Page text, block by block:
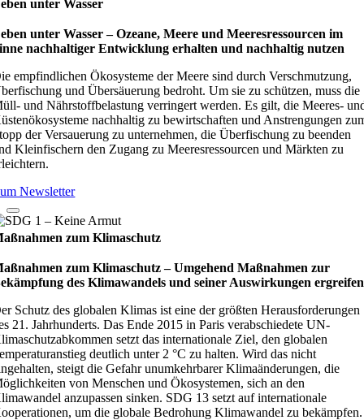
unter Wasser
unter Wasser – Oze­ane, Meere und Mee­res­res­sour­cen im
nach­hal­ti­ger Ent­wick­lung erhal­ten und nach­hal­tig nut­zen
empfindlichen Ökosysteme der Meere sind durch Verschmutzung,
und Übersäuerung bedroht. Um sie zu schützen, muss die
und Nährstoffbelastung verringert werden. Es gilt, die Meeres-
nachhaltig zu bewirtschaften und Anstrengungen
der Versauerung zu unternehmen, die Überfischung zu beenden
Kleinfischern den Zugang zu Meeresressourcen und Märkten zu
Newsletter
zum Klimaschutz
zum Klimaschutz – Umge­hend Maß­nah­men zur
des Kli­ma­wan­dels und sei­ner Aus­wir­kun­gen ergrei­fen
Schutz des globalen Klimas ist eine der größten Herausforderungen
21. Jahrhunderts. Das Ende 2015 in Paris verabschiedete UN-
setzt das internationale Ziel, den globalen
deutlich unter 2 °C zu halten. Wird das nicht
steigt die Gefahr unumkehrbarer Klimaänderungen, die
von Menschen und Ökosystemen, sich an den
anzupassen sinken. SDG 13 setzt auf internationale
um die globale Bedrohung Klimawandel zu bekämpfen.